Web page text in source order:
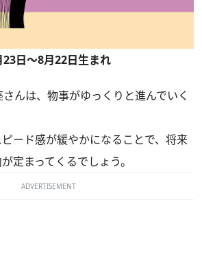
23日～8月22日生まれ
んは、物事がゆっくりと進んでいく
ード感が緩やかになることで、将来
定まってくるでしょう。
ADVERTISEMENT